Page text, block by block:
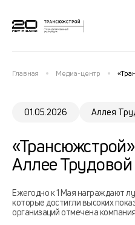
Главная Медиа-центр
Аллее
01.05.2026 Аллея
Ежегодно к 1 Мая награждают
которые достигли высоких
организаций отмечена